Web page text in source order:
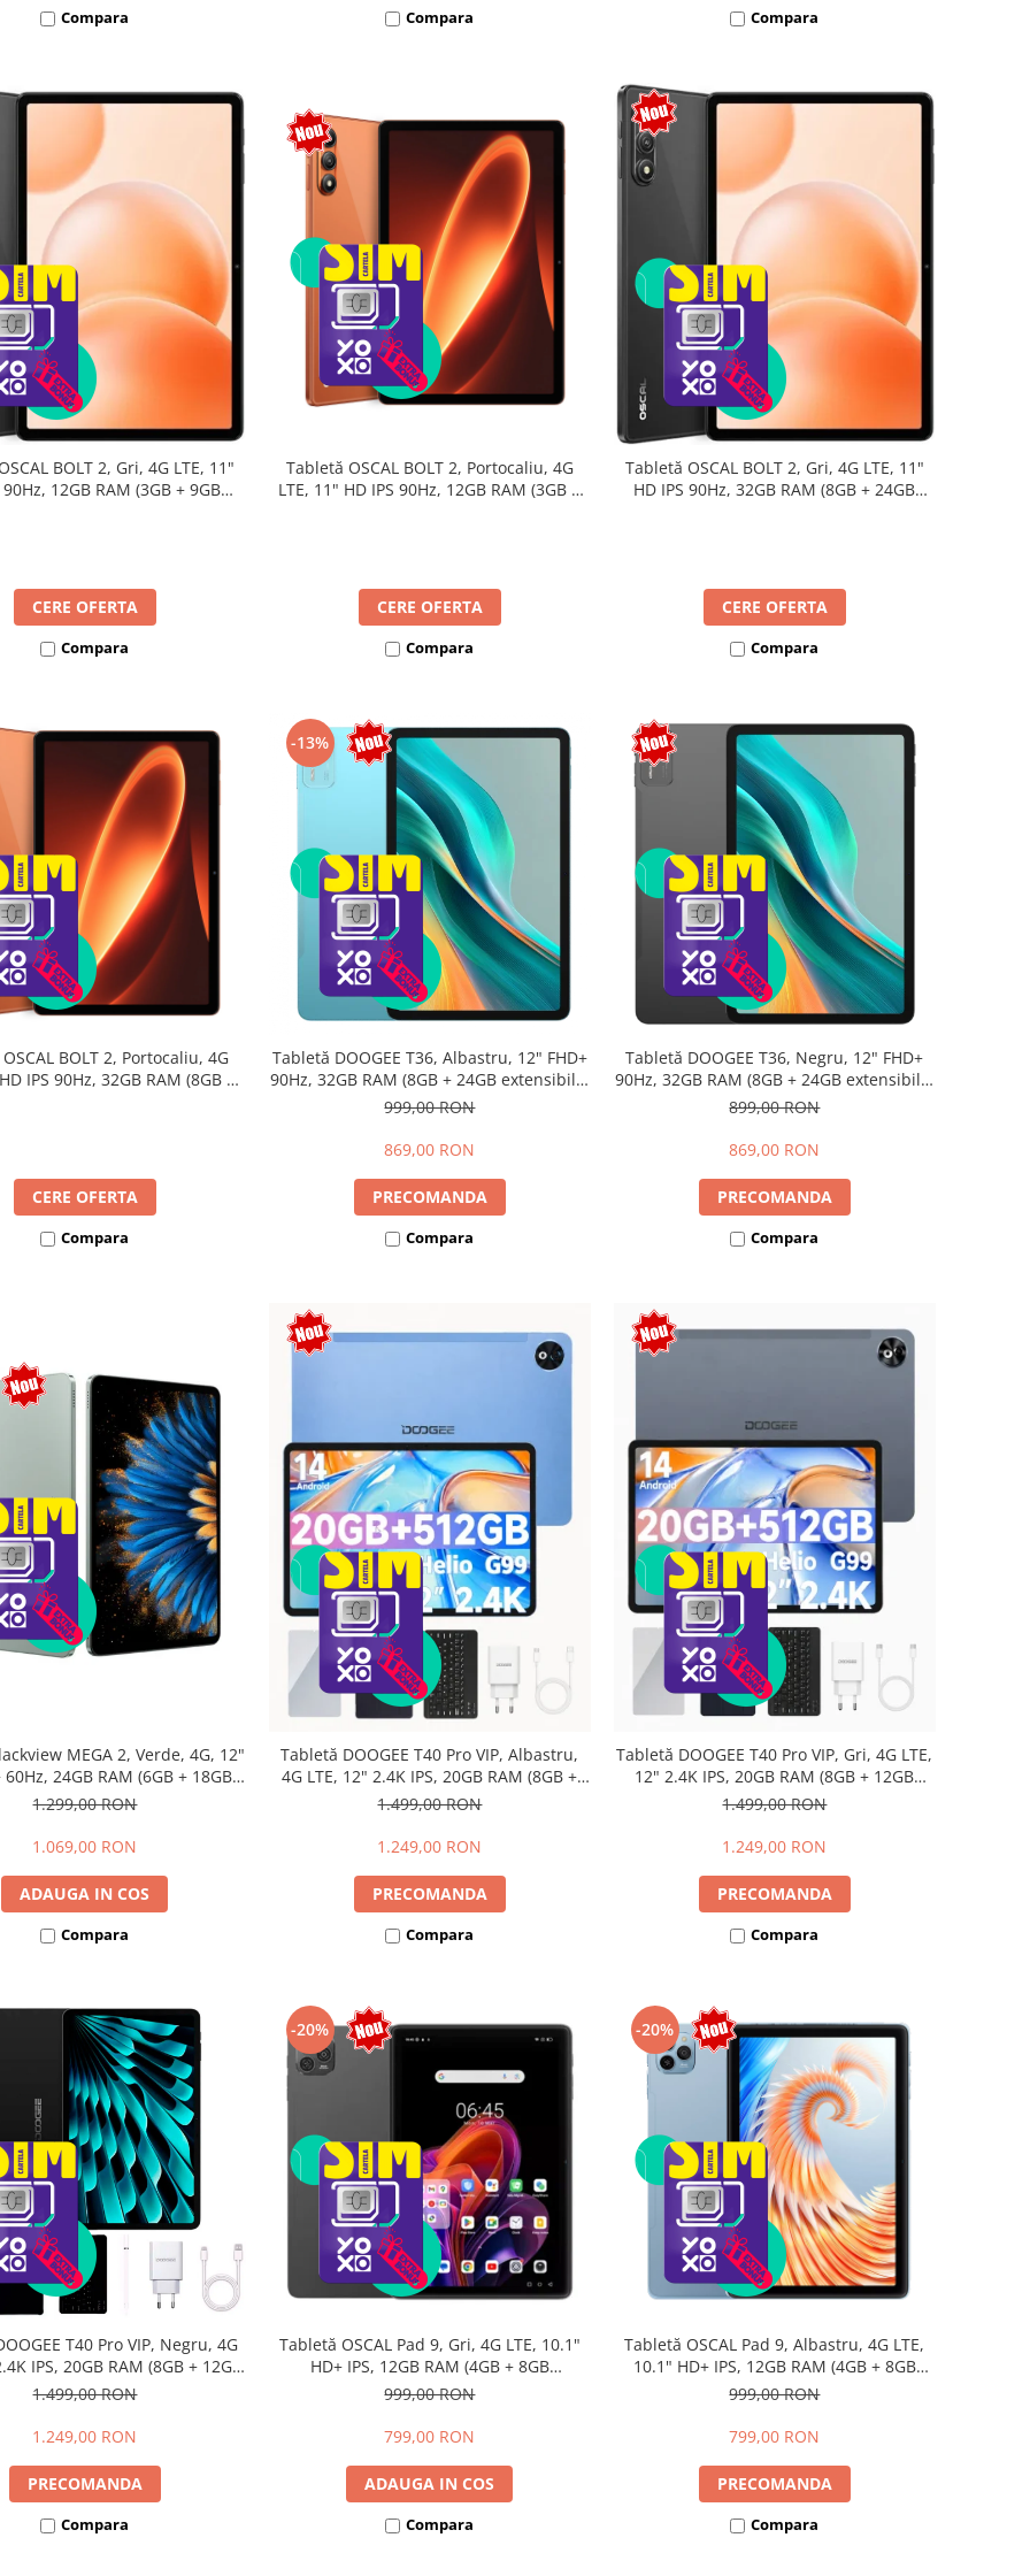
Compara Compara Compara
BOLT 2, Gri, 4G LTE, 11"
90Hz, 12GB RAM (3GB + 9GB
CERE OFERTA
Compara
Tabletă OSCAL BOLT 2, Portocaliu, 4G
LTE, 11" HD IPS 90Hz, 12GB RAM (3GB +
CERE OFERTA
Compara
Tabletă OSCAL BOLT 2, Gri, 4G LTE, 11"
HD IPS 90Hz, 32GB RAM (8GB + 24GB
CERE OFERTA
Compara
BOLT 2, Portocaliu, 4G
IPS 90Hz, 32GB RAM (8GB +
CERE OFERTA
Compara
-13%
Tabletă DOOGEE T36, Albastru, 12" FHD+
90Hz, 32GB RAM (8GB + 24GB extensibili),
256GB, Android 15, 8800mAh, Dual SIM
999,00 RON
869,00 RON
PRECOMANDA
Compara
Tabletă DOOGEE T36, Negru, 12" FHD+
90Hz, 32GB RAM (8GB + 24GB extensibili),
256GB, Android 15, 8800mAh, Dual SIM
899,00 RON
869,00 RON
PRECOMANDA
Compara
MEGA 2, Verde, 4G, 12"
60Hz, 24GB RAM (6GB + 18GB
256GB ROM, Android 15,
Face Unlock, Dual SIM
1.299,00 RON
1.069,00 RON
ADAUGA IN COS
Compara
Tabletă DOOGEE T40 Pro VIP, Albastru,
4G LTE, 12" 2.4K IPS, 20GB RAM (8GB +
12GB extensibili), 512GB, Helio G99,
1.499,00 RON
1.249,00 RON
PRECOMANDA
Compara
Tabletă DOOGEE T40 Pro VIP, Gri, 4G LTE,
12" 2.4K IPS, 20GB RAM (8GB + 12GB
extensibili), 512GB, Helio G99, 10800mAh,
1.499,00 RON
1.249,00 RON
PRECOMANDA
Compara
T40 Pro VIP, Negru, 4G
IPS, 20GB RAM (8GB + 12GB
512GB, Helio G99, 10800mAh,
1.499,00 RON
1.249,00 RON
PRECOMANDA
Compara
-20%
Tabletă OSCAL Pad 9, Gri, 4G LTE, 10.1"
HD+ IPS, 12GB RAM (4GB + 8GB
extensibili), 128GB, Android 15,
999,00 RON
799,00 RON
ADAUGA IN COS
Compara
-20%
Tabletă OSCAL Pad 9, Albastru, 4G LTE,
10.1" HD+ IPS, 12GB RAM (4GB + 8GB
extensibili), 128GB, Android 15,
999,00 RON
799,00 RON
PRECOMANDA
Compara